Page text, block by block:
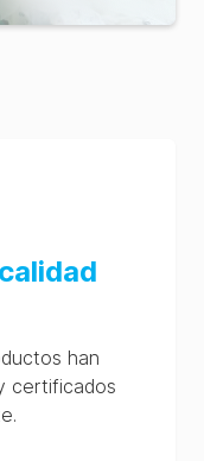
han
certificados